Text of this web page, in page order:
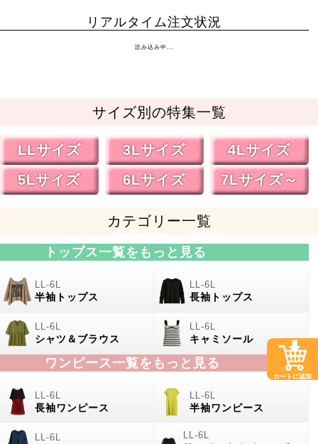
リアルタイム注文状況
読み込み中...
サイズ別の特集一覧
LLサイズ 3Lサイズ
4Lサイズ
5Lサイズ
6Lサイズ 7Lサイズ～
カテゴリー一覧
トップス一覧をもっと見る
半袖トップス 長袖トップス
シャツ＆ブラウス キャミソール
ワンピース一覧をもっと見る
長袖ワンピース 半袖ワンピース
カートに追加